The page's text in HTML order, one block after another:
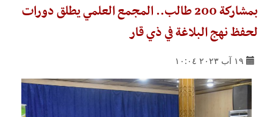
بمشاركة 200 طالب.. المجمع العلمي يطلق دورات
لحفظ نهج البلاغة في ذي قار
١٩ آب ٢٠٢٣ ١٠:٠٤